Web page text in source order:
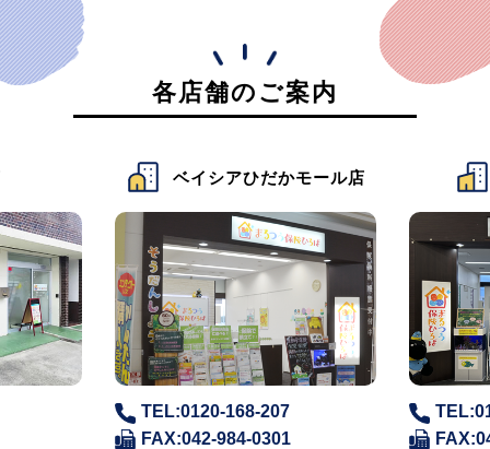
各店舗のご案内
ベイシアひだかモール店
TEL:0120-168-207
FAX:042-984-0301